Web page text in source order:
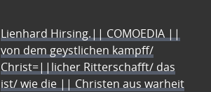
Lienhard Hirsing.|| COMOEDIA ||
von dem geystlichen kampff/
Christ=||licher Ritterschafft/ das
ist/ wie die || Christen aus warheit